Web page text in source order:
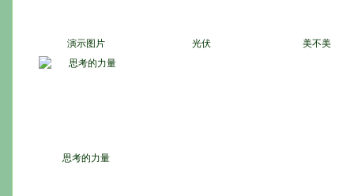
演示图片 光伏 美不美
思考的力量